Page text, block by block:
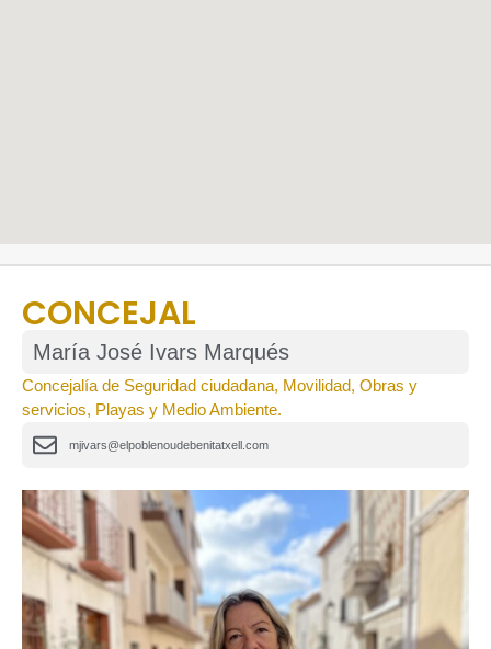
CONCEJAL
María José Ivars Marqués
Concejalía de Seguridad ciudadana, Movilidad, Obras y
servicios, Playas y Medio Ambiente.
mjivars@elpoblenoudebenitatxell.com